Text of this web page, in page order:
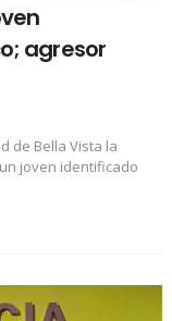
agresor
de Bella Vista la
joven identificado